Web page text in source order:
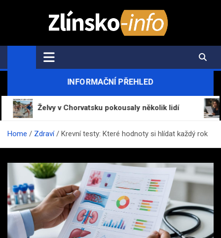
Zlínsko-Info.cz
Aktuální informace z regionu a zpravodajství
INFORMAČNÍ PŘEHLED
Želvy v Chorvatsku pokousaly několik lidí
Home Zdraví Krevní testy: Které hodnoty si hlídat každý rok